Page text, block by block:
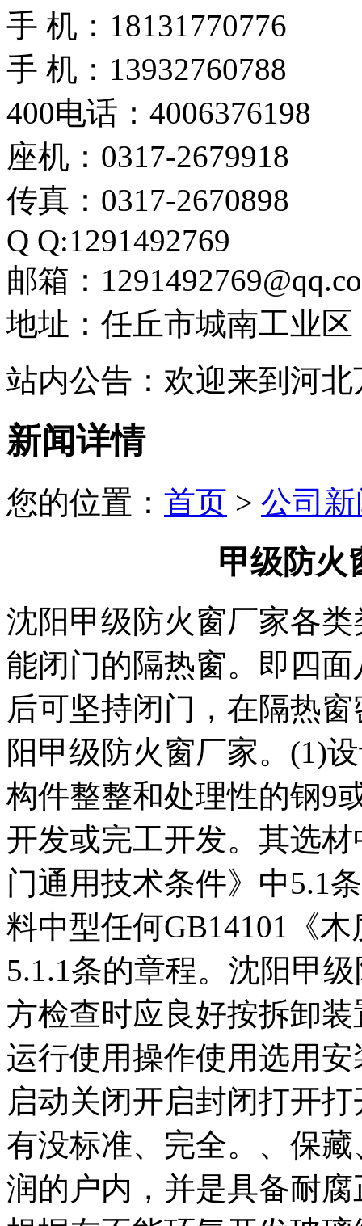
手 机：18131770776
手 机：13932760788
400电话：4006376198
座机：0317-2679918
传真：0317-2670898
Q Q:1291492769
邮箱：
地址：任丘市城南工业区
站内公告：欢迎来到河
新闻详情
您的位置： 首页 > 公司
甲级防火
沈阳甲级防火窗厂家各
能闭门的隔热窗。即四
后可坚持闭门，在隔热
阳甲级防火窗厂家。(1)
构件整整和处理性的钢9
开发或完工开发。其选
门通用技术条件》中5.1
料中型任何GB14101《
5.1.1条的章程。沈阳甲
方检查时应良好按拆卸
运行使用操作使用选用
启动关闭开启封闭打开
有没标准、完全。、保
润的户内，并是具备耐